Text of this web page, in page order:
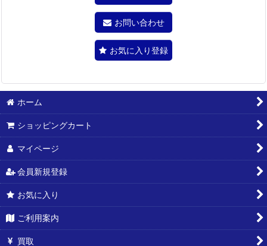
お問い合わせ
お気に入り登録
ホーム
ショッピングカート
マイページ
会員新規登録
お気に入り
ご利用案内
買取